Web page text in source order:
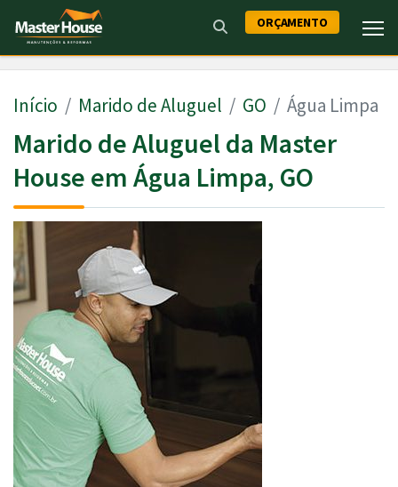
ORÇAMENTO
Início Marido de Aluguel GO Água Limpa
Marido de Aluguel da Master
House em Água Limpa, GO